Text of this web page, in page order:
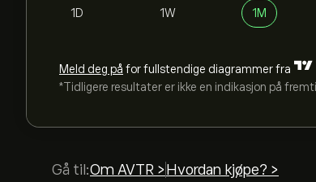
1D 1W 1M
Meld deg på for fullstendige diagrammer fra
*Tidligere resultater er ikke en indikasjon på
Gå til:Om AVTR > Hvordan kjøpe? >